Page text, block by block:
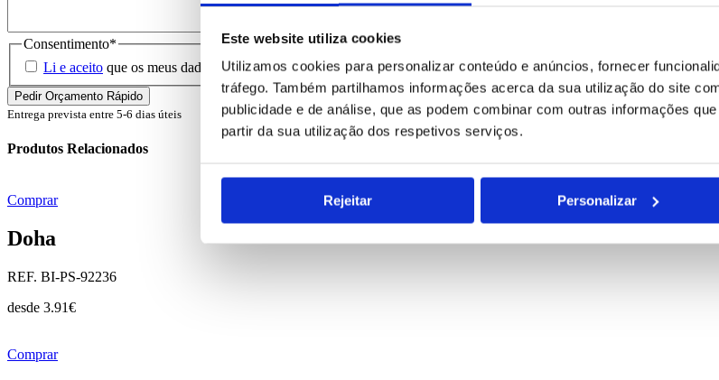
Este website utiliza cookies
Utilizamos cookies para personalizar conteúdo e anúncios, fornecer
tráfego. Também partilhamos informações acerca da sua utilização do site
publicidade e de análise, que as podem combinar com outras informações
partir da sua utilização dos respetivos serviços.
Rejeitar Personalizar
Consentimento*
Li e aceito que os meus dados sejam guardados em base de dados para tratamento deste contacto, única e
Entrega prevista entre 5-6 dias úteis
Produtos Relacionados
Comprar
Doha
REF. BI-PS-92236
desde 3.91€
Comprar